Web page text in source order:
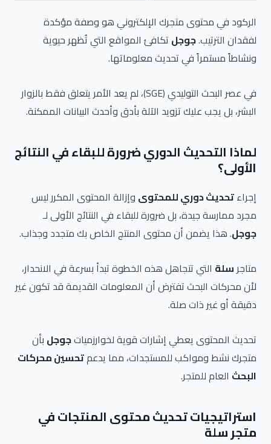
الركود في محتوى متجرك الإلكتروني هو وصفة مؤكدة
لفقدان الترتيب.جوجل تكافئ المواقع التي تُظهر حيوية
ونشاطاً مستمراً في تحديث معلوماتها.
في عصر البحث التوليدي (SGE)، لم يعد الأمر يتعلق فقط بالزوار
البشر، بل يجب عليك تزويد الآلة بأدق وأحدث البيانات الممكنة.
لماذا التحديث الدوري ضرورة للبقاء في النتائج
الأولى؟
إجراءتحديث دوري للمحتوى وإزالة المحتوى المكرر ليس
مجرد ممارسة جيدة، بل ضرورة للبقاء في النتائج الأولى لـ
جوجل. هذا يضمن أن محتوى المنتج الخاص بك متجدد وجذاب.
متاجرسلة التي تتجاهل هذه الخطوة تبدأ بسرعة في الانحدار،
لأن محركات البحث تفترض أن المعلومات القديمة قد تكون غير
دقيقة أو غير ذات صلة.
تحديث المحتوى يعطي إشارات قوية لخوارزمياتجوجل بأن
متجرك نشط ومواكب للمستجدات، مما يدعمتحسين محركات
البحث العام للمتجر.
استراتيجيات تحديث محتوى المنتجات في
متجر سلة